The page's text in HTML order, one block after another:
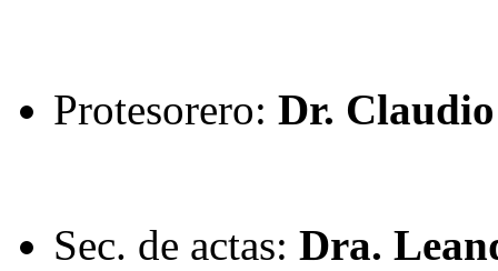
Protesorero: Dr.
Sec. de actas: Dra.